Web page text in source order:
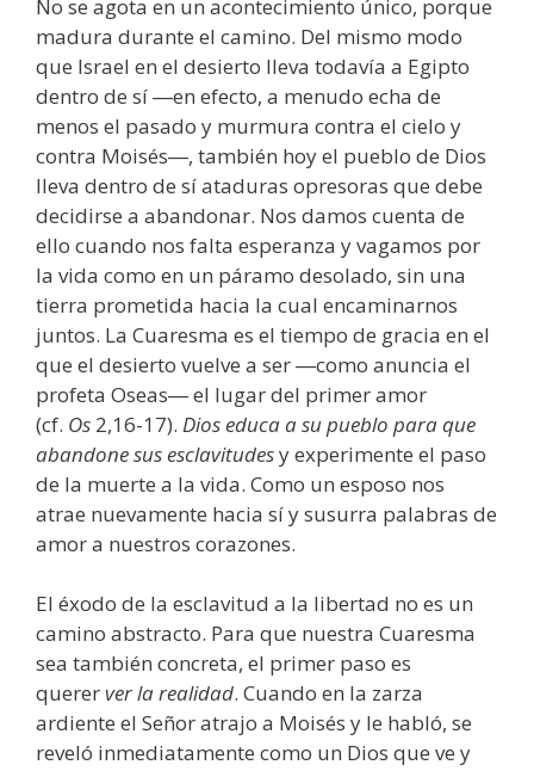
No se agota en un acontecimiento único, porque
madura durante el camino. Del mismo modo
que Israel en el desierto lleva todavía a Egipto
dentro de sí ―en efecto, a menudo echa de
menos el pasado y murmura contra el cielo y
contra Moisés―, también hoy el pueblo de Dios
lleva dentro de sí ataduras opresoras que debe
decidirse a abandonar. Nos damos cuenta de
ello cuando nos falta esperanza y vagamos por
la vida como en un páramo desolado, sin una
tierra prometida hacia la cual encaminarnos
juntos. La Cuaresma es el tiempo de gracia en el
que el desierto vuelve a ser ―como anuncia el
profeta Oseas― el lugar del primer amor
(cf. Os 2,16-17). Dios educa a su pueblo para que
abandone sus esclavitudesy experimente el paso
de la muerte a la vida. Como un esposo nos
atrae nuevamente hacia sí y susurra palabras de
amor a nuestros corazones.
El éxodo de la esclavitud a la libertad no es un
camino abstracto. Para que nuestra Cuaresma
sea también concreta, el primer paso es
quererver la realidad. Cuando en la zarza
ardiente el Señor atrajo a Moisés y le habló, se
reveló inmediatamente como un Dios que ve y